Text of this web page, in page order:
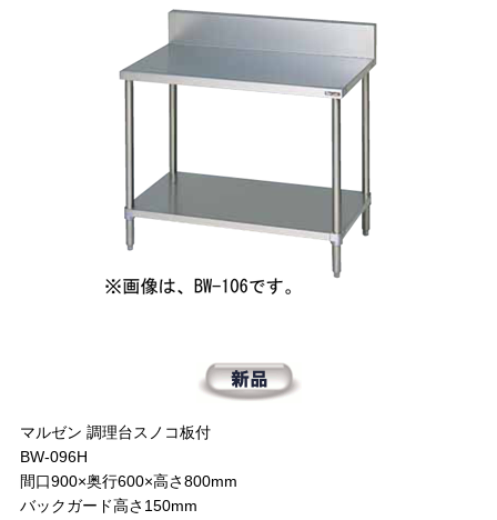
マルゼン 調理台スノコ板付
BW-096H
間口900×奥行600×高さ800mm
バックガード高さ150mm